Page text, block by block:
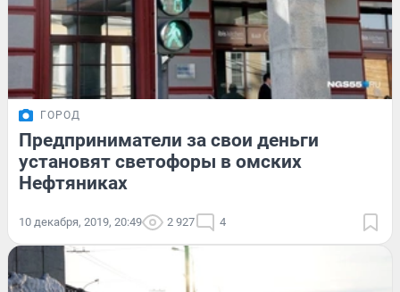
ГОРОД
Предприниматели за свои деньги
установят светофоры в омских
Нефтяниках
10 декабря, 2019, 20:49 2 927 4